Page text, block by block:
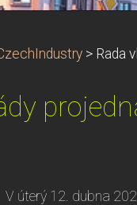
> Rada
V úterý 12. dubna